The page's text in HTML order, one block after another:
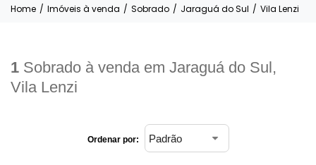
Home / Imóveis à venda / Sobrado / Jaraguá do Sul / Vila Lenzi
1 Sobrado à venda em Jaraguá do Sul,
Vila Lenzi
Ordenar por: